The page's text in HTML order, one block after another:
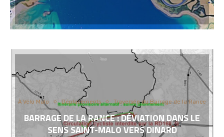
À Vélo Malo Déplacements Traversée du Barrage de la Rance
BARRAGE DE LA RANCE : DÉVIATION DANS LE
SENS SAINT-MALO VERS DINARD